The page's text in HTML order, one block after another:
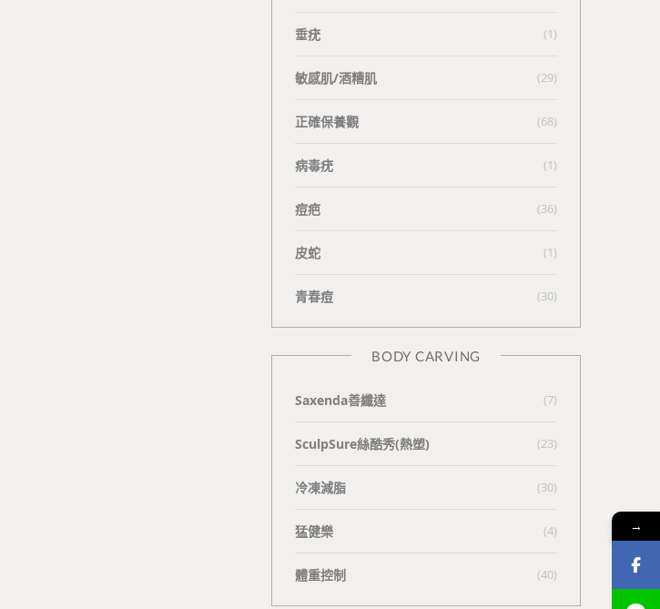
垂疣 (1)
敏感肌/酒糟肌 (29)
正確保養觀 (68)
病毒疣 (1)
痘疤 (36)
皮蛇 (1)
青春痘 (30)
BODY CARVING
Saxenda善纖達 (7)
SculpSure絲酷秀(熱塑) (23)
冷凍減脂 (30)
猛健樂 (4)
體重控制 (40)
→